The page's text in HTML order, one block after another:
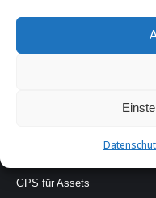
Finanzamt Fahrtenbuch
GPS für Assets